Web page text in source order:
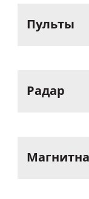
Пульты
Радар